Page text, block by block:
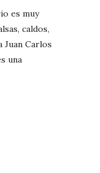
es muy
caldos,
Juan Carlos
una